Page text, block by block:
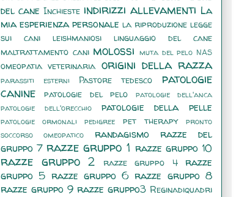
del cane Inchieste indirizzi allevamenti La
mia esperienza personale la riproduzione legge
sui cani
leishmaniosi
linguaggio del cane
maltrattamento cani molossi muta del pelo NAS
omeopatia veterinaria origini della razza
parassiti esterni Pastore tedesco
patologie
canine
patologie del pelo
patologie dell'anca
patologie dell'orecchio
patologie della pelle
patologie ormonali pedigree pet therapy
pronto
soccorso omeopatico
randagismo
razze del
gruppo 7 razze gruppo 1 razze gruppo 10
razze gruppo 2 razze gruppo 4
razze
gruppo 5 razze gruppo 6 razze gruppo 8
razze gruppo 9 razze gruppo3 Reginadiquadri